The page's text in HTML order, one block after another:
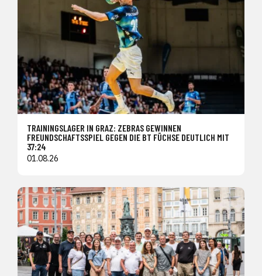
TRAININGSLAGER IN GRAZ: ZEBRAS GEWINNEN
FREUNDSCHAFTSSPIEL GEGEN DIE BT FÜCHSE DEUTLICH MIT
37:24
01.08.26